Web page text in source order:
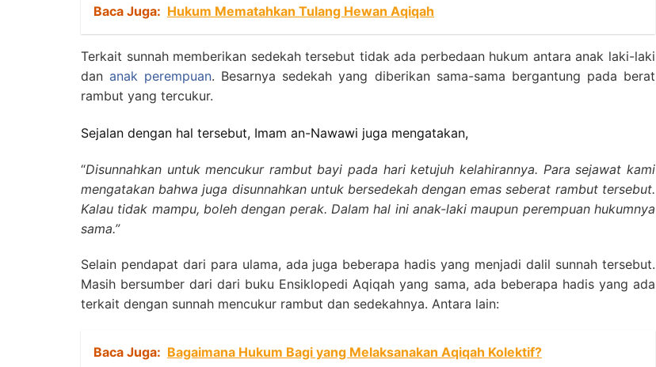
Baca Juga: Hukum Mematahkan Tulang Hewan Aqiqah
Terkait sunnah memberikan sedekah tersebut tidak ada perbedaan hukum antara anak laki-laki
dananak perempuan. Besarnya sedekah yang diberikan sama-sama bergantung pada berat
rambut yang tercukur.
Sejalan dengan hal tersebut, Imam an-Nawawi juga mengatakan,
“Disunnahkan untuk mencukur rambut bayi pada hari ketujuh kelahirannya. Para sejawat kami
mengatakan bahwa juga disunnahkan untuk bersedekah dengan emas seberat rambut tersebut.
Kalau tidak mampu, boleh dengan perak. Dalam hal ini anak-laki maupun perempuan hukumnya
sama.”
Selain pendapat dari para ulama, ada juga beberapa hadis yang menjadi dalil sunnah tersebut.
Masih bersumber dari dari buku Ensiklopedi Aqiqah yang sama, ada beberapa hadis yang ada
terkait dengan sunnah mencukur rambut dan sedekahnya. Antara lain:
Baca Juga: Bagaimana Hukum Bagi yang Melaksanakan Aqiqah Kolektif?